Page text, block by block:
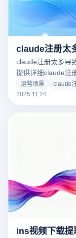
claude注册太
claude注册太多导
提供详细claude注
方案！点击立即了
运营场景 claude
2025.11.24